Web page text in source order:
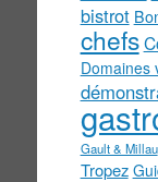
bistrot
chefs
Domaines
Gault & Millau
Tropez